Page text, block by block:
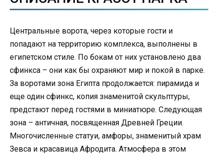
Центральные ворота, через которые гости и
попадают на территорию комплекса, выполнены в
египетском стиле. По бокам от них установлено два
сфинкса – они как бы охраняют мир и покой в парке.
За воротами зона Египта продолжается: пирамида и
еще один сфинкс, копия знаменитой скульптуры,
предстают перед гостями в миниатюре. Следующая
зона – античная, посвященная Древней Греции.
Многочисленные статуи, амфоры, знаменитый храм
Зевса и красавица Афродита. Атмосфера в этом